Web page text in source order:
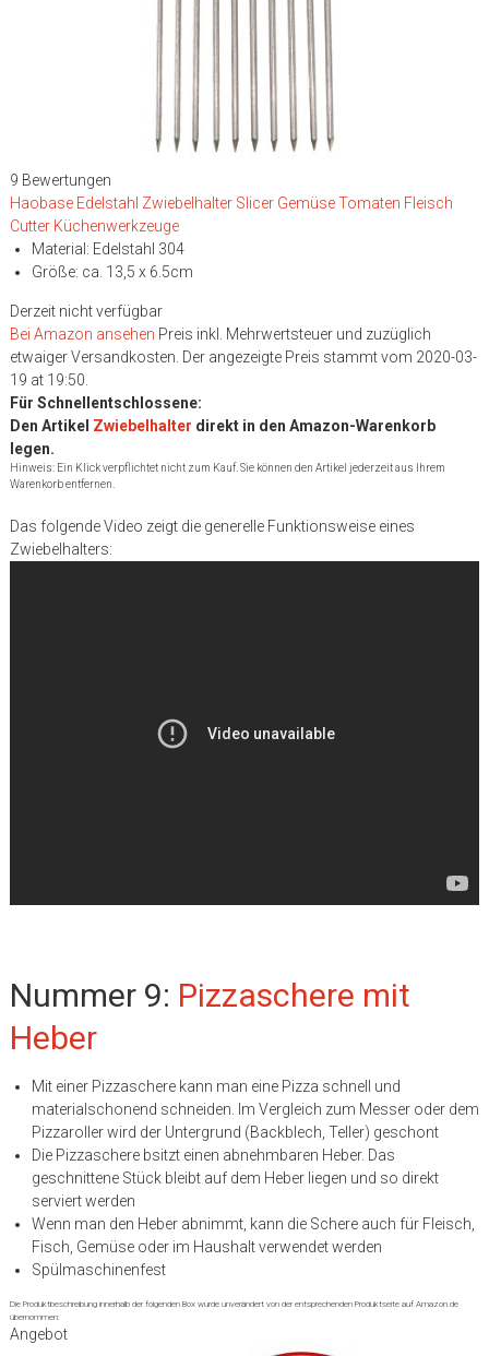
9 Bewertungen
Haobase Edelstahl Zwiebelhalter Slicer Gemüse Tomaten Fleisch
Cutter Küchenwerkzeuge
Material: Edelstahl 304
Größe: ca. 13,5 x 6.5cm
Derzeit nicht verfügbar
Bei Amazon ansehen Preis inkl. Mehrwertsteuer und zuzüglich
etwaiger Versandkosten. Der angezeigte Preis stammt vom 2020-03-
19 at 19:50.
Für Schnellentschlossene:
Den Artikel Zwiebelhalter direkt in den Amazon-Warenkorb
legen.
Hinweis: Ein Klick verpflichtet nicht zum Kauf. Sie können den Artikel jederzeit aus Ihrem
Warenkorb entfernen.
Das folgende Video zeigt die generelle Funktionsweise eines
Zwiebelhalters:
Nummer 9: Pizzaschere mit
Heber
Mit einer Pizzaschere kann man eine Pizza schnell und
materialschonend schneiden. Im Vergleich zum Messer oder dem
Pizzaroller wird der Untergrund (Backblech, Teller) geschont
Die Pizzaschere bsitzt einen abnehmbaren Heber. Das
geschnittene Stück bleibt auf dem Heber liegen und so direkt
serviert werden
Wenn man den Heber abnimmt, kann die Schere auch für Fleisch,
Fisch, Gemüse oder im Haushalt verwendet werden
Spülmaschinenfest
Die Produktbeschreibung innerhalb der folgenden Box wurde unverändert von der entsprechenden Produktseite auf Amazon.de
übernommen:
Angebot